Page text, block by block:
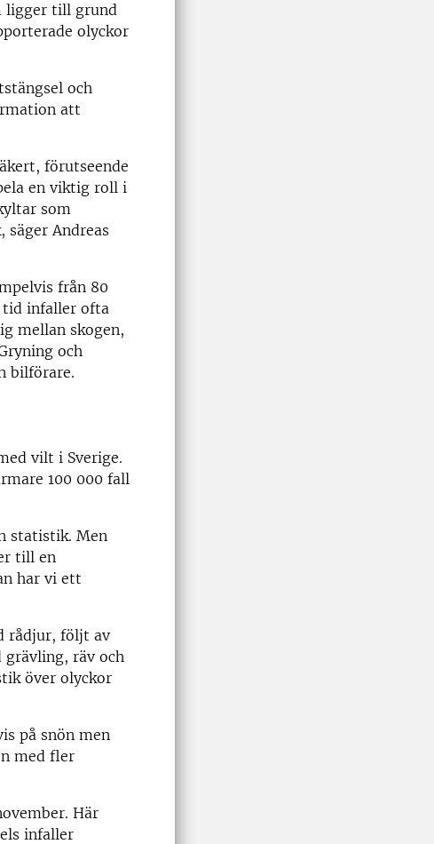
ligger till grund
olyckor
och
att
förutseende
en viktig roll i
som
Andreas
från 80
tid infaller ofta
mellan skogen,
och
bilförare.
vilt i Sverige.
100 000 fall
statistik. Men
till en
har vi ett
rådjur, följt av
räv och
över olyckor
på snön men
med fler
Här
infaller